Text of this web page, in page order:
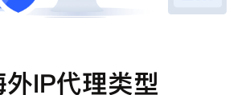
外IP代理类型